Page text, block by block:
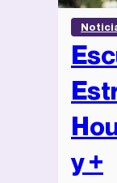
y +